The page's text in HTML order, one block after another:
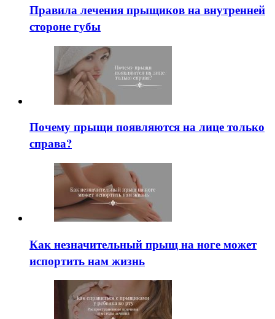
Правила лечения прыщиков на внутренней
стороне губы
Почему прыщи появляются на лице только
справа?
Как незначительный прыщ на ноге может
испортить нам жизнь